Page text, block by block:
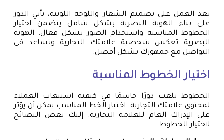
بعد العمل على تصميم الشعار واللوحة اللونية، يأتي الدور
على بناء الهوية البصرية بشكل شامل يتضمن اختيار
الخطوط المناسبة واستخدام الصور بشكل فعال. الهوية
البصرية تعكس شخصية علامتك التجارية وتساعد في
التواصل مع جمهورك بشكل أفضل.
اختيار الخطوط المناسبة
الخطوط تلعب دورًا حاسمًا في كيفية استيعاب العملاء
لمحتوى علامتك التجارية. اختيار الخط المناسب يمكن أن يؤثر
على الإدراك العام للعلامة التجارية. إليك بعض النصائح
لاختيار الخطوط: